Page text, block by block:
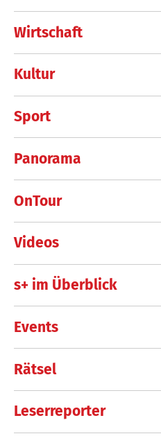
Wirtschaft
Kultur
Sport
Panorama
OnTour
Videos
s+ im Überblick
Events
Rätsel
Leserreporter